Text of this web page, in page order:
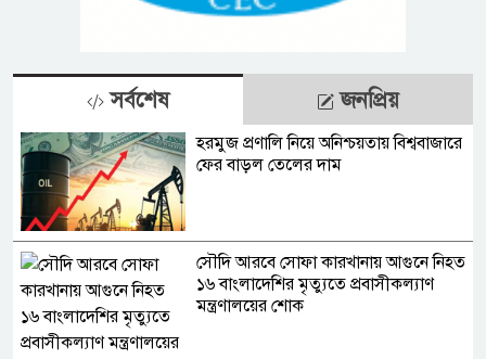
সর্বশেষ জনপ্রিয়
হরমুজ প্রণালি নিয়ে অনিশ্চয়তায় বিশ্ববাজারে
ফের বাড়ল তেলের দাম
সৌদি আরবে সোফা কারখানায় আগুনে নিহত
১৬ বাংলাদেশির মৃত্যুতে প্রবাসীকল্যাণ
মন্ত্রণালয়ের শোক